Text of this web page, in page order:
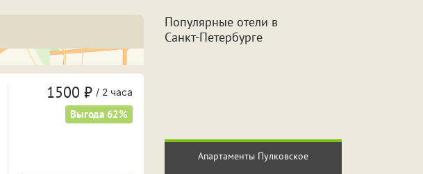
Джакузи
5 часов
9 часов
1500 ₽ / 2 часа
Выгода 62%
Популярные отели в
Санкт-Петербурге
Апартаменты Пулковское